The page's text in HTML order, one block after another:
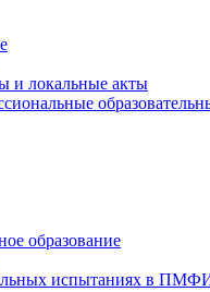
и локальные акты
образование
испытаниях в